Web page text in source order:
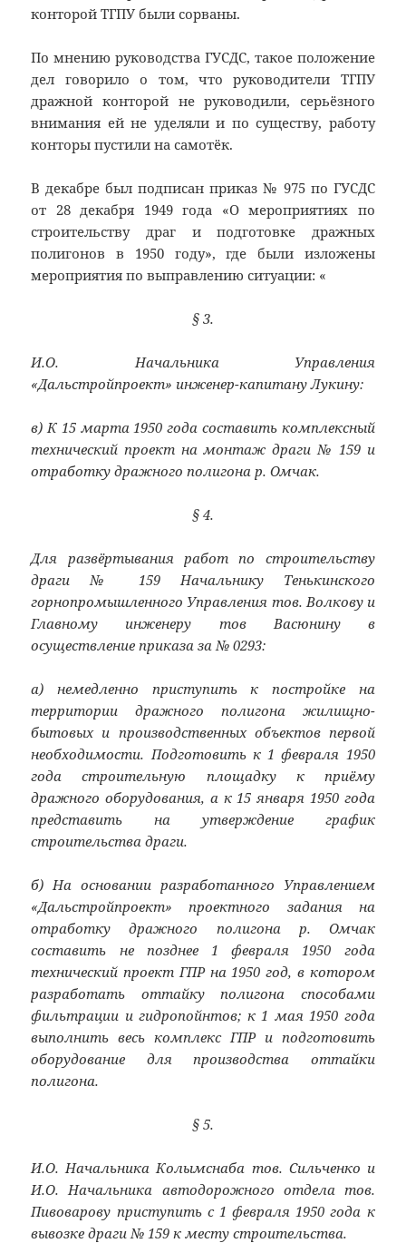
конторой ТГПУ были сорваны.
По мнению руководства ГУСДС, такое положение
дел говорило о том, что руководители ТГПУ
дражной конторой не руководили, серьёзного
внимания ей не уделяли и по существу, работу
конторы пустили на самотёк.
В декабре был подписан приказ № 975 по ГУСДС
от 28 декабря 1949 года «‎О мероприятиях по
строительству драг и подготовке дражных
полигонов в 1950 году», где были изложены
мероприятия по выправлению ситуации: «‎
§ 3.
И.О. Начальника Управления
«Дальстройпроект» инженер-капитану Лукину:
в) К 15 марта 1950 года составить комплексный
технический проект на монтаж драги № 159 и
отработку дражного полигона р. Омчак.
§ 4.
Для развёртывания работ по строительству
драги № 159 Начальнику Тенькинского
горнопромышленного Управления тов. Волкову и
Главному инженеру тов Васюнину в
осуществление приказа за № 0293:
а) немедленно приступить к постройке на
территории дражного полигона жилищно-
бытовых и производственных объектов первой
необходимости. Подготовить к 1 февраля 1950
года строительную площадку к приёму
дражного оборудования, а к 15 января 1950 года
представить на утверждение график
строительства драги.
б) На основании разработанного Управлением
«Дальстройпроект» проектного задания на
отработку дражного полигона р. Омчак
составить не позднее 1 февраля 1950 года
технический проект ГПР на 1950 год, в котором
разработать оттайку полигона способами
фильтрации и гидропойнтов; к 1 мая 1950 года
выполнить весь комплекс ГПР и подготовить
оборудование для производства оттайки
полигона.
§ 5.
И.О. Начальника Колымснаба тов. Сильченко и
И.О. Начальника автодорожного отдела тов.
Пивоварову приступить с 1 февраля 1950 года к
вывозке драги № 159 к месту строительства.